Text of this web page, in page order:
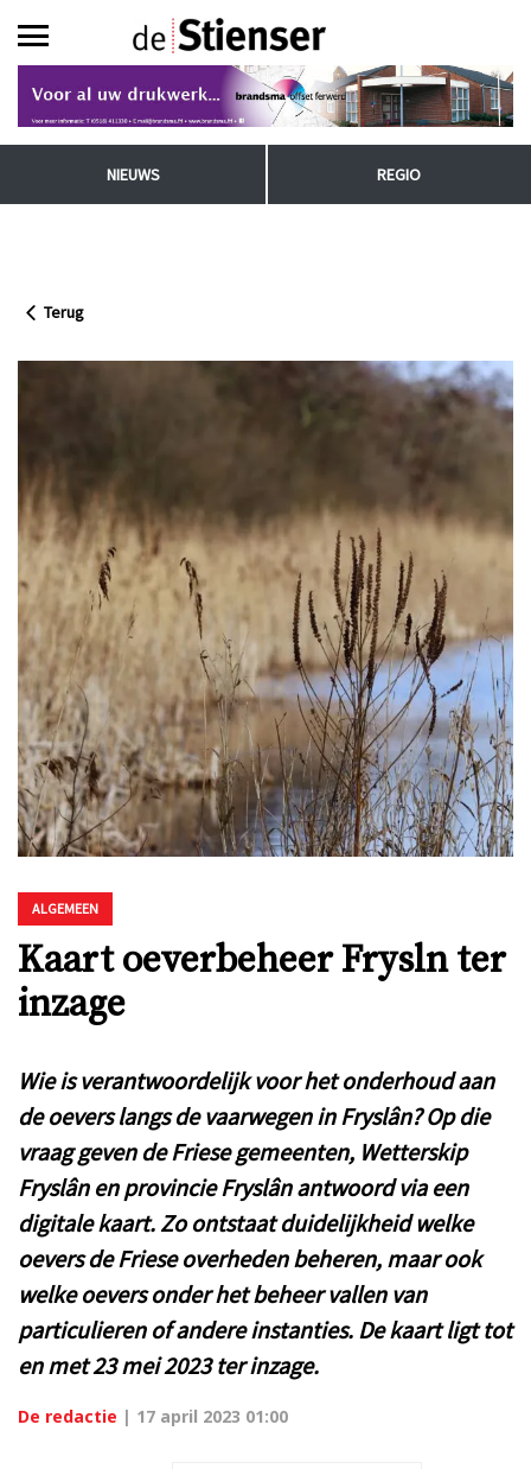
NIEUWS REGIO
Terug
ALGEMEEN
Kaart oeverbeheer Frysln ter
inzage
Wie is verantwoordelijk voor het onderhoud aan
de oevers langs de vaarwegen in Fryslân? Op die
vraag geven de Friese gemeenten, Wetterskip
Fryslân en provincie Fryslân antwoord via een
digitale kaart. Zo ontstaat duidelijkheid welke
oevers de Friese overheden beheren, maar ook
welke oevers onder het beheer vallen van
particulieren of andere instanties. De kaart ligt tot
en met 23 mei 2023 ter inzage.
De redactie | 17 april 2023 01:00